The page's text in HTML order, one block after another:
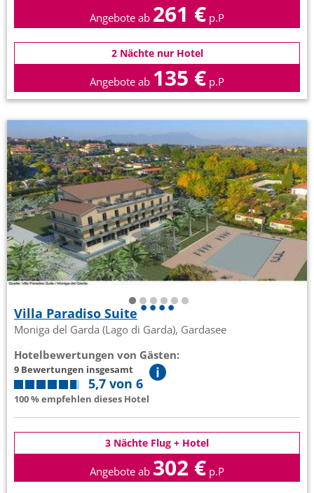
Angebote ab 261 € p.P
2 Nächte nur Hotel
Angebote ab 135 € p.P
Villa Paradiso Suite
Moniga del Garda (Lago di Garda), Gardasee
Hotelbewertungen von Gästen:
9 Bewertungen insgesamt
5,7 von 6
100 % empfehlen dieses Hotel
3 Nächte Flug + Hotel
Angebote ab 302 € p.P